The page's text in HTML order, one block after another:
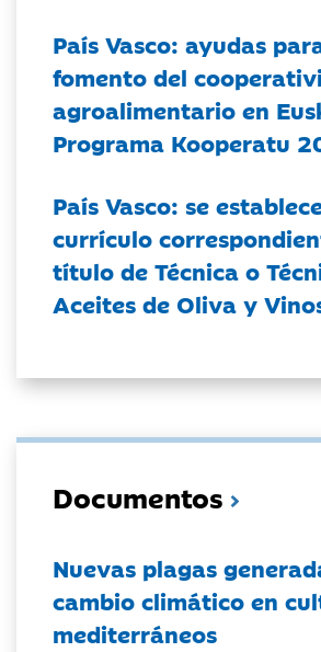
País Vasco: ayudas
fomento del
agroalimentario en
Programa Kooperatu
País Vasco: se
currículo
título de Técnica o
Aceites de Oliva y
Documentos
Nuevas plagas
cambio climático en
mediterráneos